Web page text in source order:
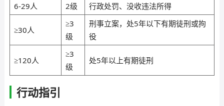
6-29人
2级 行政处罚、没收违法所得
≥30人
≥3
级
刑事立案，处5年以下有期徒刑或拘
役
≥120人
≥3
级
处5年以上有期徒刑
行动指引